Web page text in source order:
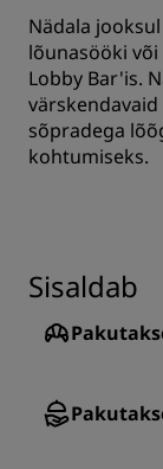
Nädala
lõunasööki
Lobby Bar'is.
sõpradega
kohtumiseks.
Sisaldab